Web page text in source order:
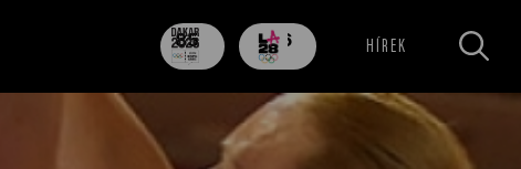
85
nap
706
nap HÍREK